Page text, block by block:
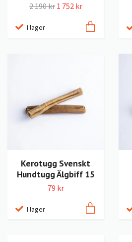
2 190 kr 1 752 kr
I lager
Kerotugg Svenskt
Hundtugg Älgbiff 15
79 kr
I lager